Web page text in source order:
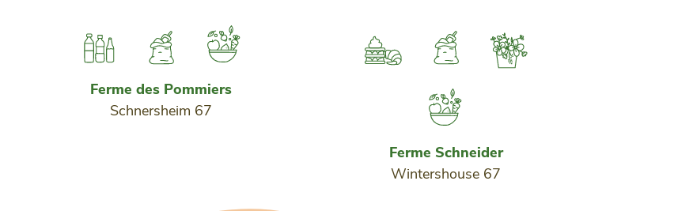
Ferme des Pommiers
Schnersheim 67
Ferme Schneider
Wintershouse 67